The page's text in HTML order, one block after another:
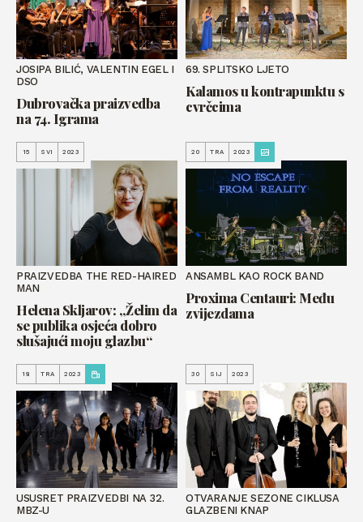
JOSIPA BILIĆ, VALENTIN EGEL I
DSO
Dubrovačka praizvedba
na 74. Igrama
69. SPLITSKO LJETO
Kalamos u kontrapunktu s
cvrčcima
15 SVI 2023
PRAIZVEDBA THE RED-HAIRED
MAN
Helena Skljarov: „Želim da
se publika osjeća dobro
slušajući moju glazbu“
20 TRA 2023
ANSAMBL KAO ROCK BAND
Proxima Centauri: Među
zvijezdama
18 TRA 2023
USUSRET PRAIZVEDBI NA 32.
MBZ-U
30 SIJ 2023
OTVARANJE SEZONE CIKLUSA
GLAZBENI KNAP